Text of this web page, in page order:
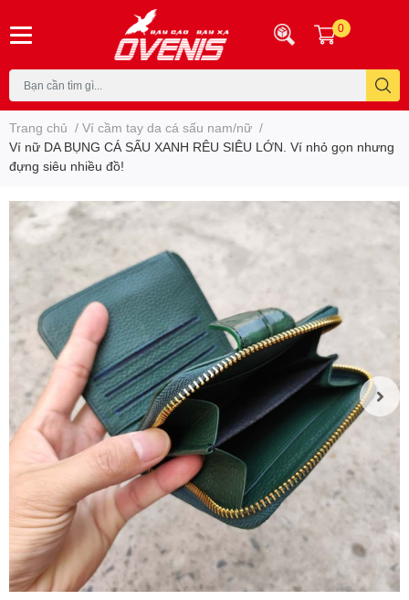
0
Trang chủ / Ví cầm tay da cá sấu nam/nữ /
Ví nữ DA BỤNG CÁ SẤU XANH RÊU SIÊU LỚN. Ví nhỏ gọn nhưng
đựng siêu nhiều đồ!